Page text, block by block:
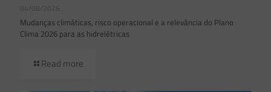
04/08/2026
Mudanças climáticas, risco operacional e a relevância do Plano
Clima 2026 para as hidrelétricas
Read more